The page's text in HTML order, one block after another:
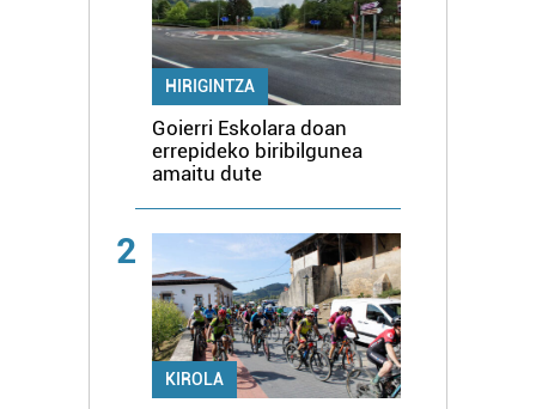
HIRIGINTZA
Goierri Eskolara doan
errepideko biribilgunea
amaitu dute
2
KIROLA